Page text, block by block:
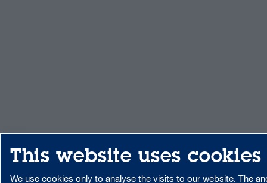
This website uses cookies
We use cookies only to analyse the visits to our website. The